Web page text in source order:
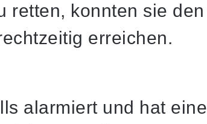
retten, konnten sie den
erreichen.
alarmiert und hat eine